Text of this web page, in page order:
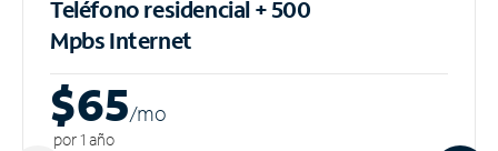
Teléfono residencial + 500
MpbsInternet
$65/mo
por 1 año